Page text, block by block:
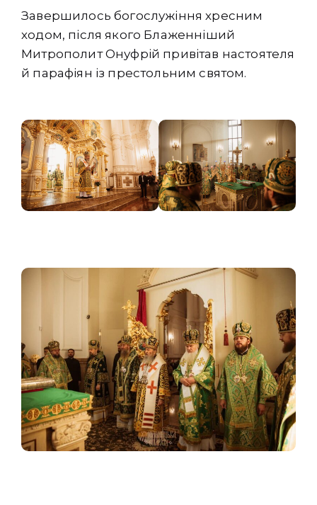
Завершилось богослужіння хресним
ходом, після якого Блаженніший
Митрополит Онуфрій привітав настоятеля
й парафіян із престольним святом.